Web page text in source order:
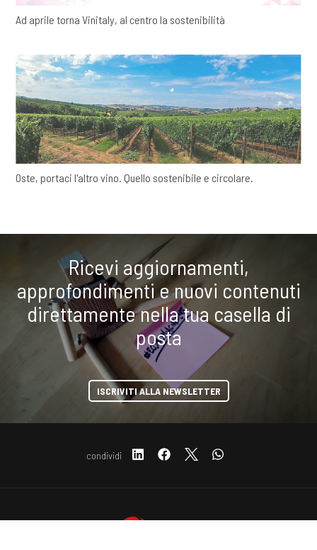
Ad aprile torna Vinitaly, al centro la sostenibilità
Oste, portaci l'altro vino. Quello sostenibile e circolare.
Ricevi aggiornamenti,
approfondimenti e nuovi contenuti
direttamente nella tua casella di
posta
ISCRIVITI ALLA NEWSLETTER
condividi